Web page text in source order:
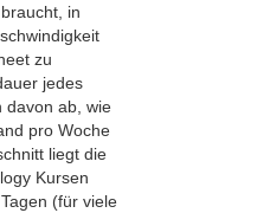
in
zu
jedes
davon ab, wie
pro Woche
liegt die
Kursen
(für viele